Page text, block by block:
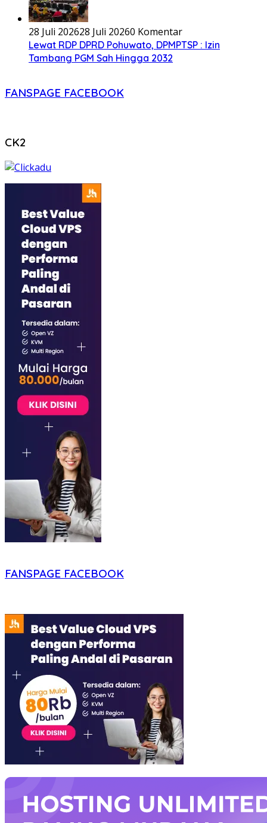
28 Juli 202628 Juli 20260 Komentar
Lewat RDP DPRD Pohuwato, DPMPTSP : Izin
Tambang PGM Sah Hingga 2032
FANSPAGE FACEBOOK
CK2
FANSPAGE FACEBOOK